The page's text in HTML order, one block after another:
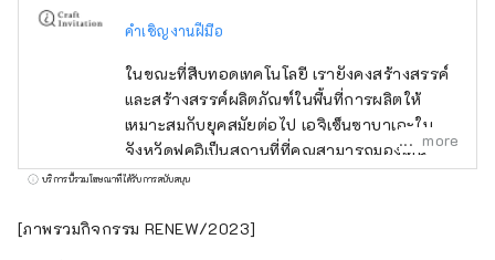
คำเชิญงานฝีมือ
ในขณะที่สืบทอดเทคโนโลยี เรายังคงสร้างสรรค์
และสร้างสรรค์ผลิตภัณฑ์ในพื้นที่การผลิตให้
เหมาะสมกับยุคสมัยต่อไป เอจิเซ็นซาบาเอะใน
จังหวัดฟุคุอิเป็นสถานที่ที่คุณสามารถมองเห็น
ได้ยิน และสัมผัสได้ รวมถึงสถานที่ผลิต ด้วยการ
“เหตุการณ์” ที่เกิดจากสถานที่แห่งนี้ เราหวังว่า
more
บริการนี้รวมโฆษณาที่ได้รับการสนับสนุน
[ภาพรวมกิจกรรม RENEW/2023]